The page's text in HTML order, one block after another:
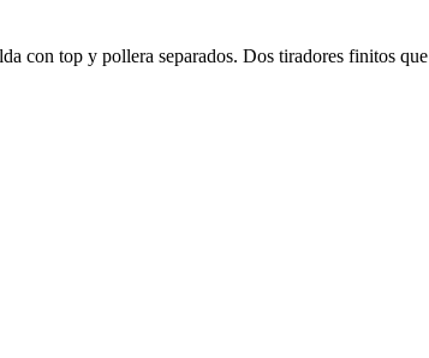
con top y pollera separados. Dos tiradores finitos